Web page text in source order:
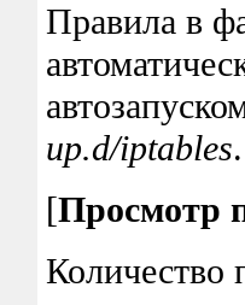
Правила в
up.d/iptables.
[Просмотр
Количество